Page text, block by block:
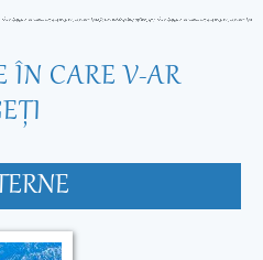
ÎN CARE V-AR